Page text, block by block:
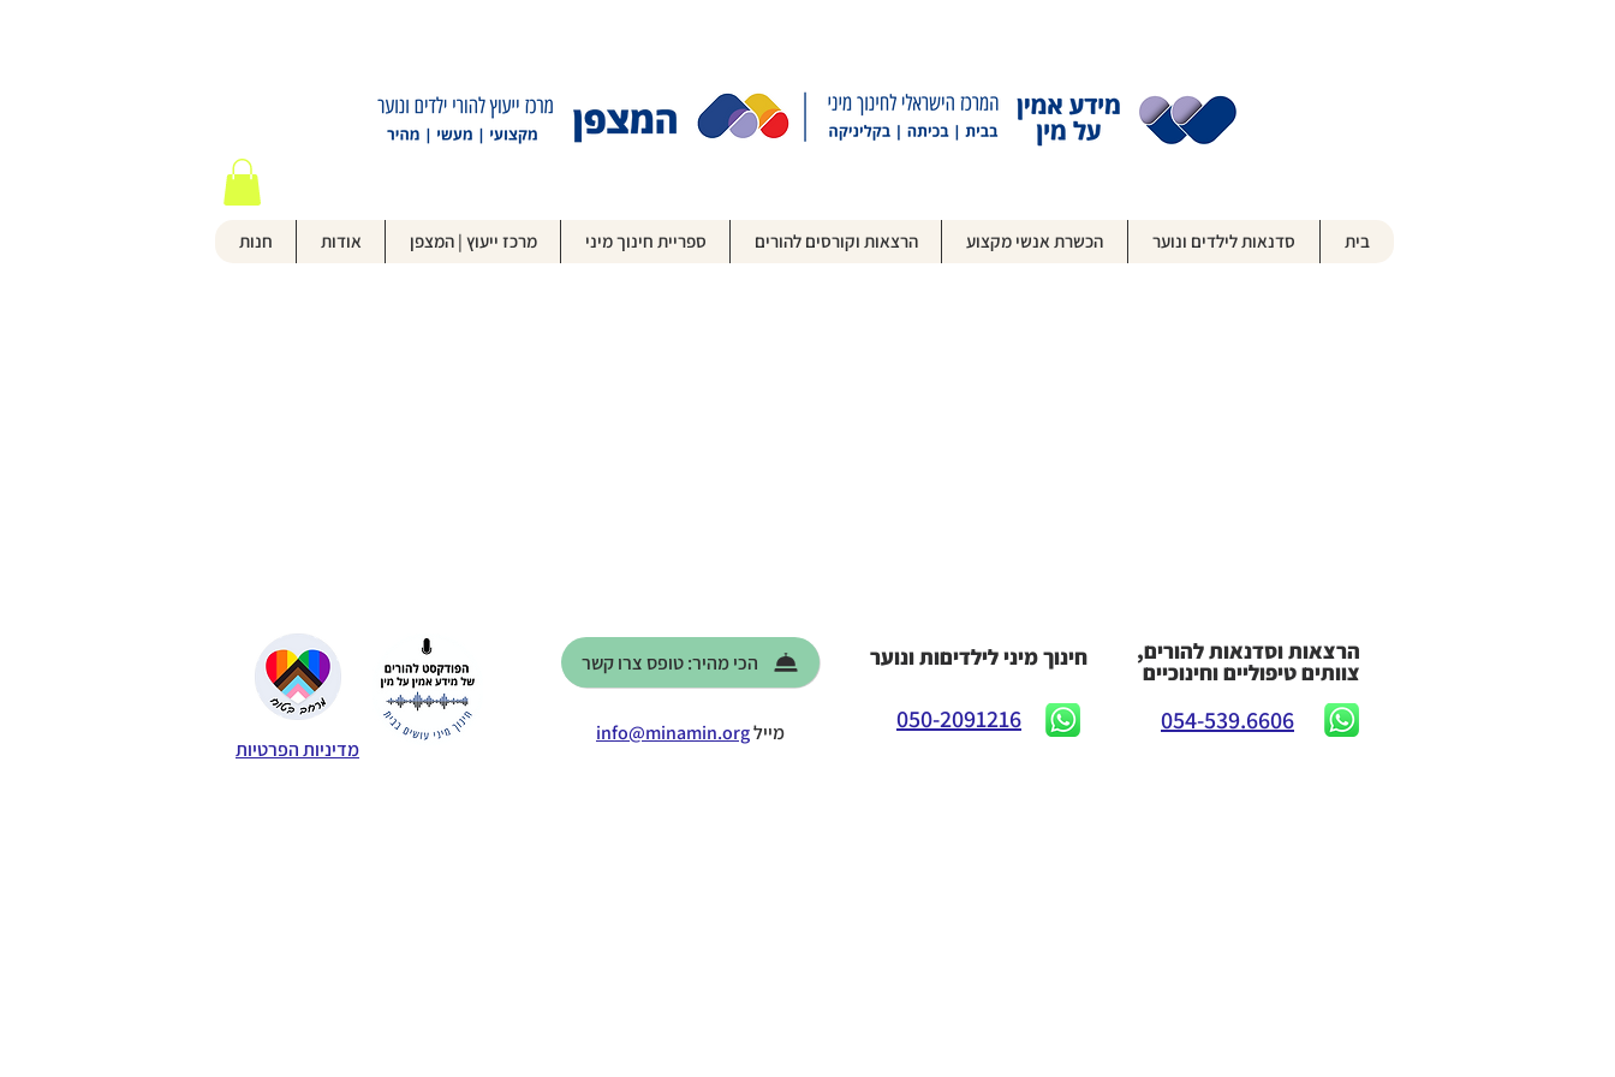
בית סדנאות לילדים ונוער הכשרת אנשי מקצוע הרצאות וקורסים להורים ספריית חינוך מיני מרכז ייעוץ | המצפן אודות חנות
מדיניות הפרטיות
הכי מהיר: טופס צרו קשר
מיילinfo@minamin.org
חינוך מיני לילדיםות ונוער
050-2091216
הרצאות וסדנאות להורים,
צוותים טיפוליים וחינוכיים
054-539.6606